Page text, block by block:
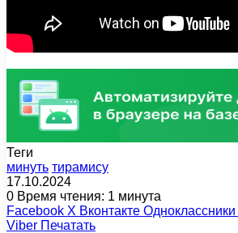
Теги
минуть тирамису
17.10.2024
0 Время чтения: 1 минута
Facebook X Вконтакте Одноклассники
Viber Печатать